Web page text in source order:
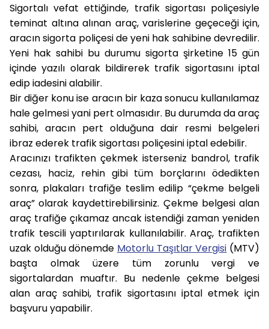
Sigortalı vefat ettiğinde, trafik sigortası poliçesiyle
teminat altına alınan araç, varislerine geçeceği için,
aracın sigorta poliçesi de yeni hak sahibine devredilir.
Yeni hak sahibi bu durumu sigorta şirketine 15 gün
içinde yazılı olarak bildirerek trafik sigortasını iptal
edip iadesini alabilir.
Bir diğer konu ise aracın bir kaza sonucu kullanılamaz
hale gelmesi yani pert olmasıdır. Bu durumda da araç
sahibi, aracın pert olduğuna dair resmi belgeleri
ibraz ederek trafik sigortası poliçesini iptal edebilir.
Aracınızı trafikten çekmek isterseniz bandrol, trafik
cezası, haciz, rehin gibi tüm borçlarını ödedikten
sonra, plakaları trafiğe teslim edilip “çekme belgeli
araç” olarak kaydettirebilirsiniz. Çekme belgesi alan
araç trafiğe çıkamaz ancak istendiği zaman yeniden
trafik tescili yaptırılarak kullanılabilir. Araç, trafikten
uzak olduğu dönemde Motorlu Taşıtlar Vergisi (MTV)
başta olmak üzere tüm zorunlu vergi ve
sigortalardan muaftır. Bu nedenle çekme belgesi
alan araç sahibi, trafik sigortasını iptal etmek için
başvuru yapabilir.